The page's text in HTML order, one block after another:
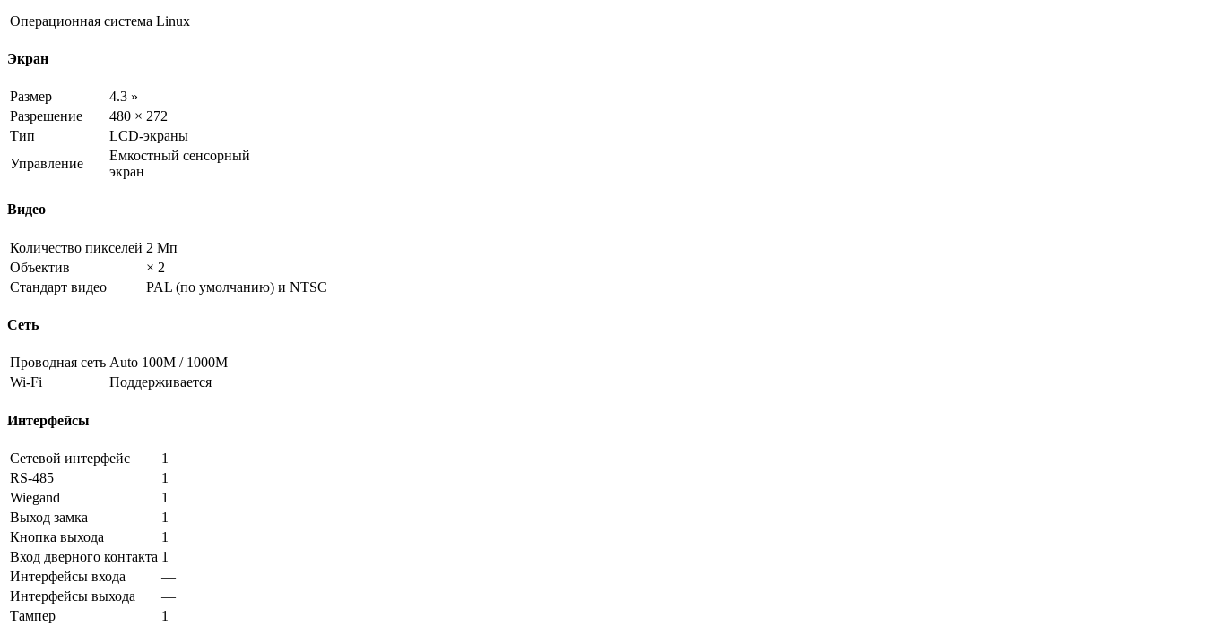
Операционная система Linux
Экран
Размер
4.3 »
Разрешение
480 × 272
Тип
LCD-экраны
Управление
Емкостный сенсорный
экран
Видео
Количество пикселей 2 Мп
Объектив
× 2
Стандарт видео
PAL (по умолчанию) и NTSC
Сеть
Проводная сеть Auto 100M / 1000M
Wi-Fi
Поддерживается
Интерфейсы
Сетевой интерфейс
1
RS-485
1
Wiegand
1
Выход замка
1
Кнопка выхода
1
Вход дверного контакта 1
Интерфейсы входа
—
Интерфейсы выхода
—
Тампер
1